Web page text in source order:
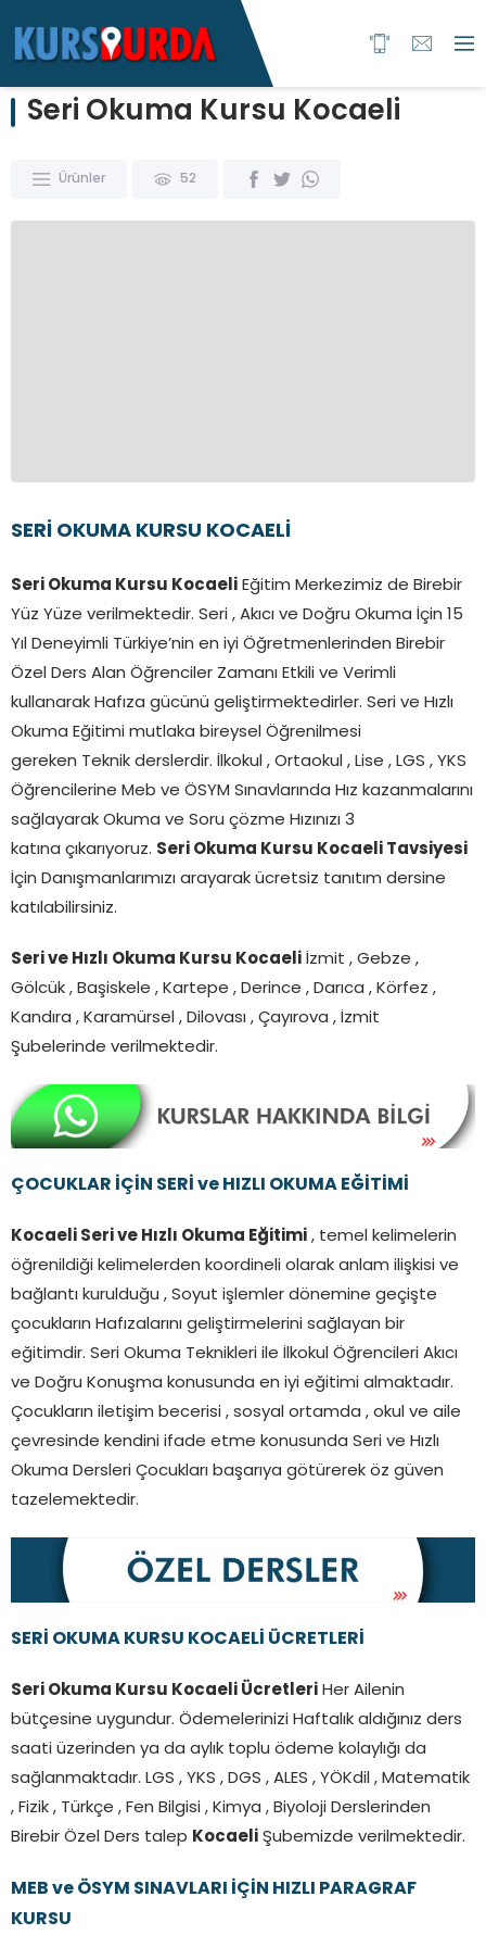
Seri Okuma Kursu Kocaeli
Ürünler 52
SERİ OKUMA KURSU KOCAELİ
Seri Okuma Kursu Kocaeli
Eğitim Merkezimiz de Birebir
Yüz Yüze verilmektedir. Seri , Akıcı ve Doğru Okuma İçin 15
Yıl Deneyimli Türkiye’nin en iyi Öğretmenlerinden Birebir
Özel Ders Alan Öğrenciler Zamanı Etkili ve Verimli
kullanarak Hafıza gücünü geliştirmektedirler. Seri ve Hızlı
Okuma Eğitimi mutlaka bireysel Öğrenilmesi
gereken Teknik derslerdir. İlkokul , Ortaokul , Lise , LGS , YKS
Öğrencilerine Meb ve ÖSYM Sınavlarında Hız kazanmalarını
sağlayarak Okuma ve Soru çözme Hızınızı 3
katına çıkarıyoruz. Seri Okuma Kursu Kocaeli Tavsiyesi
İçin Danışmanlarımızı arayarak ücretsiz tanıtım dersine
katılabilirsiniz.
Seri ve Hızlı Okuma Kursu Kocaeli
İzmit , Gebze ,
Gölcük , Başiskele , Kartepe , Derince , Darıca , Körfez ,
Kandıra , Karamürsel , Dilovası , Çayırova , İzmit
Şubelerinde verilmektedir.
ÇOCUKLAR İÇİN SERİ ve HIZLI OKUMA EĞİTİMİ
Kocaeli Seri ve Hızlı Okuma Eğitimi , temel kelimelerin
öğrenildiği kelimelerden koordineli olarak anlam ilişkisi ve
bağlantı kurulduğu , Soyut işlemler dönemine geçişte
çocukların Hafızalarını geliştirmelerini sağlayan bir
eğitimdir. Seri Okuma Teknikleri ile İlkokul Öğrencileri Akıcı
ve Doğru Konuşma konusunda en iyi eğitimi almaktadır.
Çocukların iletişim becerisi , sosyal ortamda , okul ve aile
çevresinde kendini ifade etme konusunda Seri ve Hızlı
Okuma Dersleri Çocukları başarıya götürerek öz güven
tazelemektedir.
SERİ OKUMA KURSU KOCAELİ ÜCRETLERİ
Seri Okuma Kursu Kocaeli Ücretleri
Her Ailenin
bütçesine uygundur. Ödemelerinizi Haftalık aldığınız ders
saati üzerinden ya da aylık toplu ödeme kolaylığı da
sağlanmaktadır. LGS , YKS , DGS , ALES , YÖKdil , Matematik
, Fizik , Türkçe , Fen Bilgisi , Kimya , Biyoloji Derslerinden
Birebir Özel Ders talep Kocaeli Şubemizde verilmektedir.
MEB ve ÖSYM SINAVLARI İÇİN HIZLI PARAGRAF
KURSU